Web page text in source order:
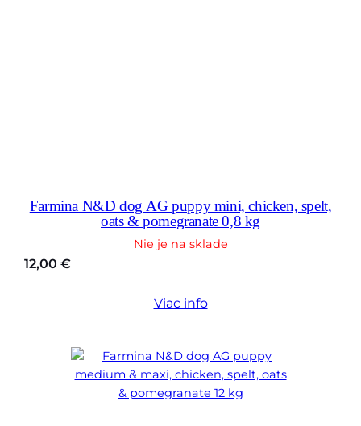
Farmina N&D dog AG puppy mini, chicken, spelt,
oats & pomegranate 0,8 kg
Nie je na sklade
12,00 €
Viac info